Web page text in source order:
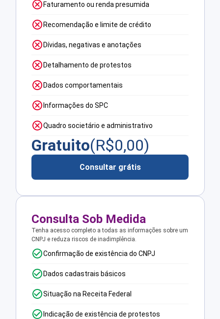
Faturamento ou renda presumida
Recomendação e limite de crédito
Dívidas, negativas e anotações
Detalhamento de protestos
Dados comportamentais
Informações do SPC
Quadro societário e administrativo
Gratuito(R$0,00)
Consultar grátis
Consulta Sob Medida
Tenha acesso completo a todas as informações sobre um
CNPJ e reduza riscos de inadimplência.
Confirmação de existência do CNPJ
Dados cadastrais básicos
Situação na Receita Federal
Indicação de existência de protestos